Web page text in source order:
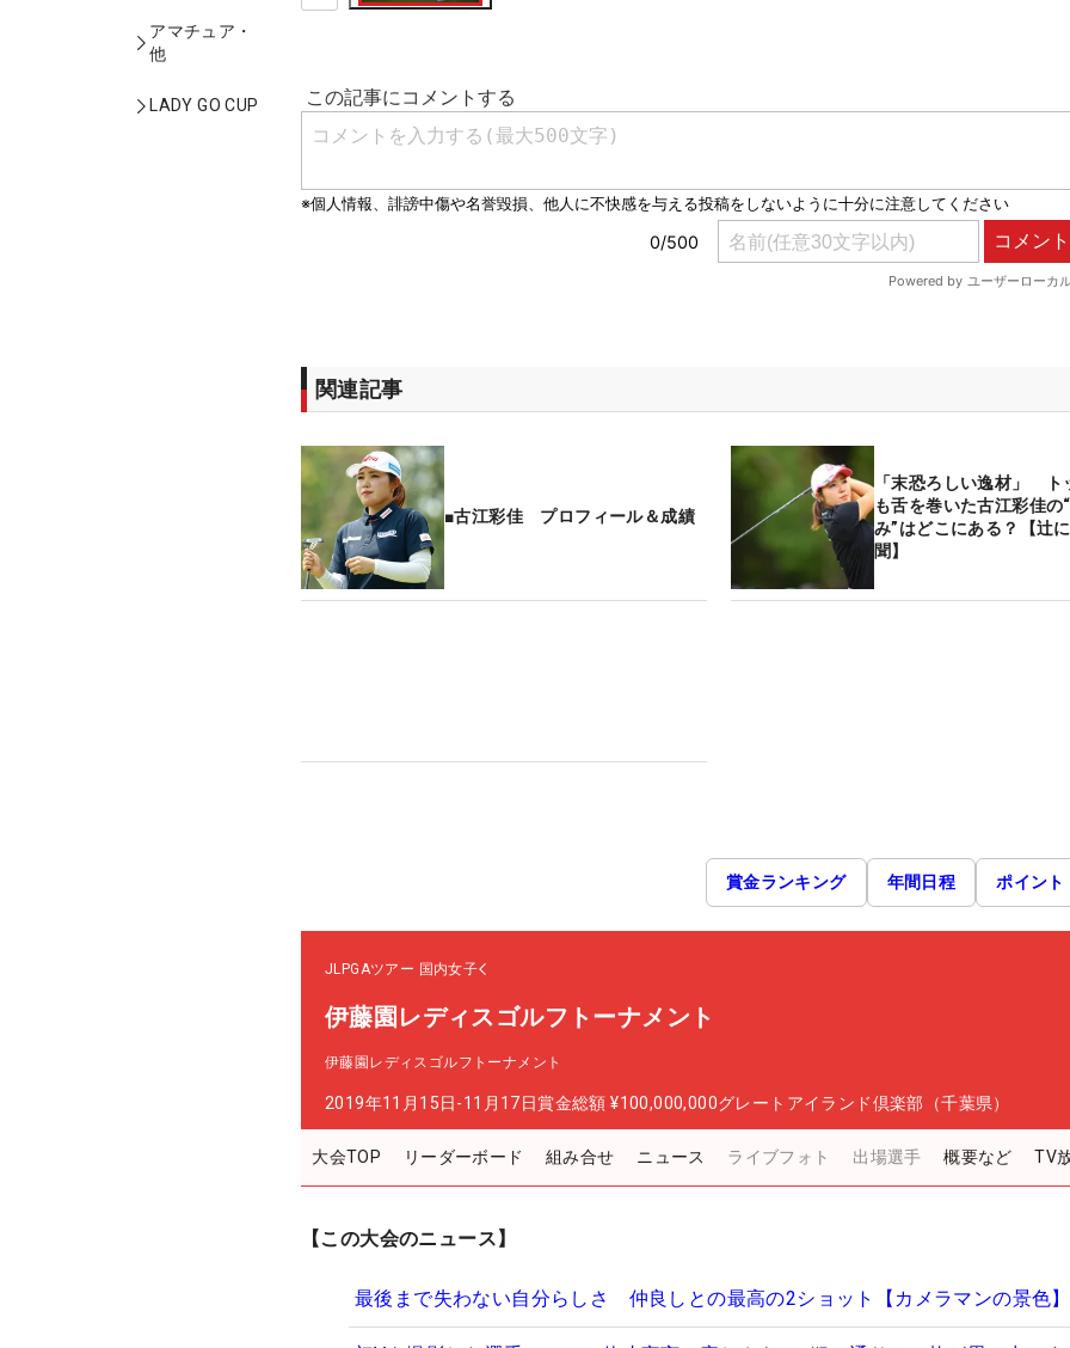
アマチュア・
他
LADY GO CUP
関連記事
■古江彩佳 プロフィール＆成績
「末恐ろしい逸材」 ト
も舌を巻いた古江彩佳の
み”はどこにある？【辻
聞】
賞金ランキング 年間日程 ポイント
JLPGAツアー 国内女子
伊藤園レディスゴルフトーナメント
伊藤園レディスゴルフトーナメント
2019年11月15日-11月17日賞金総額 ¥100,000,000グレートアイランド倶楽部（千葉県）
大会TOP リーダーボード 組み合せ ニュース ライブフォト 出場選手 概要など TV
【この大会のニュース】
最後まで失わない自分らしさ 仲良しとの最高の2ショット【カメラマンの景色】